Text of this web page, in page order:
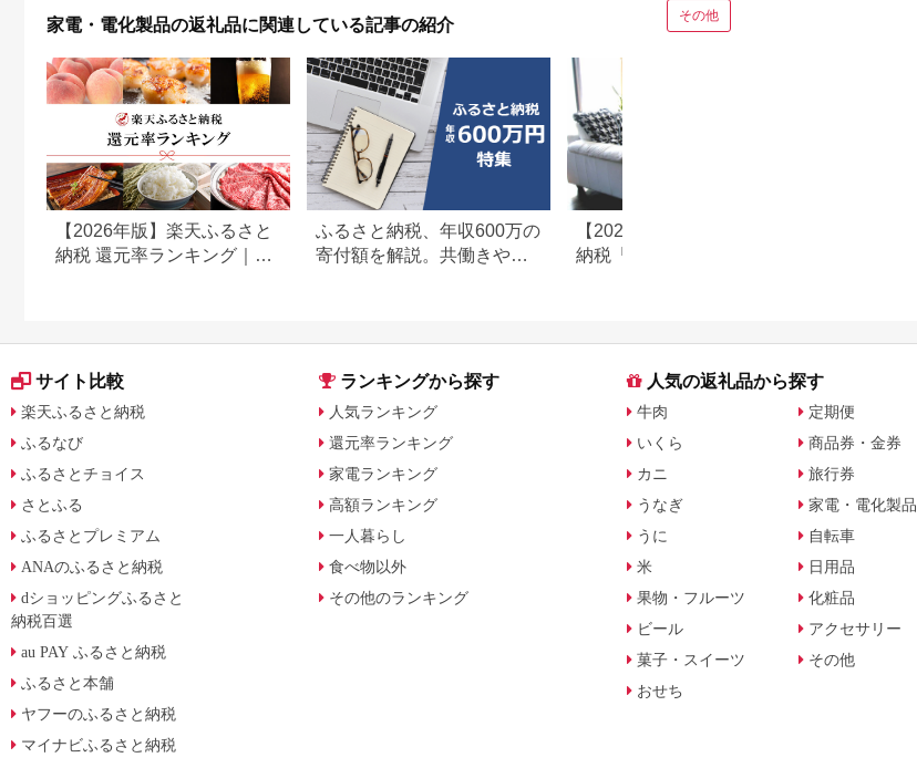
家電・電化製品の返礼品に関連している記事の紹介
【2026年版】楽天ふるさと
納税 還元率ランキング｜高
ふるさと納税、年収600万の
寄付額を解説。共働きや子
【2026年最新版】ふるさと
納税「食べ物以外」返礼品
その他
サイト比較
楽天ふるさと納税
ふるなび
ふるさとチョイス
さとふる
ふるさとプレミアム
ANAのふるさと納税
dショッピングふるさと
納税百選
au PAY ふるさと納税
ふるさと本舗
ヤフーのふるさと納税
マイナビふるさと納税
ランキングから探す
人気ランキング
還元率ランキング
家電ランキング
高額ランキング
一人暮らし
食べ物以外
その他のランキング
人気の返礼品から探す
牛肉
いくら
カニ
うなぎ
うに
米
果物・フルーツ
ビール
菓子・スイーツ
おせち
定期便
商品券・金券
旅行券
家電・電化製品
自転車
日用品
化粧品
アクセサリー
その他